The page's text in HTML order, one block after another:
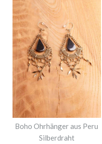
Boho Ohrhänger aus Peru
Silberdraht